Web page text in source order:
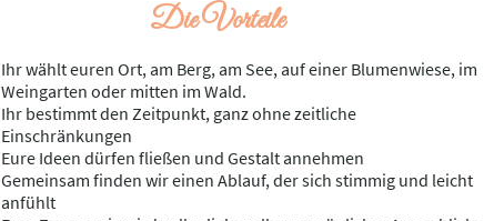
Die Vorteile
Ihr wählt euren Ort, am Berg, am See, auf einer Blumenwiese, im
Weingarten oder mitten im Wald.
Ihr bestimmt den Zeitpunkt, ganz ohne zeitliche
Einschränkungen
Eure Ideen dürfen fließen und Gestalt annehmen
Gemeinsam finden wir einen Ablauf, der sich stimmig und leicht
anfühlt